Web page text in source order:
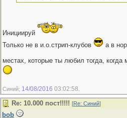
Инициируй
Только не в и.о.стрип-клубов
а в
местах, которые ты любил тогда,
Синий; 14/08/2016 03:02:58
Re: 10.000 пост!!!!! [Re: Синий]
bob